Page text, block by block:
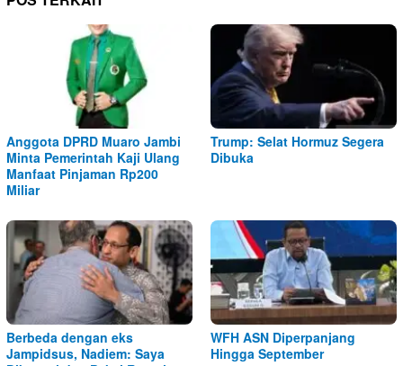
Anggota DPRD Muaro Jambi
Minta Pemerintah Kaji Ulang
Manfaat Pinjaman Rp200
Miliar
Trump: Selat Hormuz Segera
Dibuka
Berbeda dengan eks
Jampidsus, Nadiem: Saya
WFH ASN Diperpanjang
Hingga September